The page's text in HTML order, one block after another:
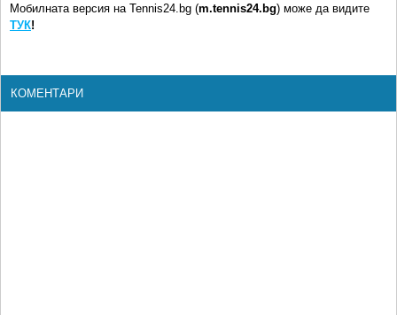
Мобилната версия на Tennis24.bg (m.tennis24.bg) може да видите
ТУК!
КОМЕНТАРИ